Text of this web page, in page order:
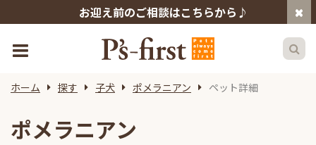
お迎え前のご相談はこちらから♪
ホーム 探す 子犬 ポメラニアン ペット詳細
ポメラニアン